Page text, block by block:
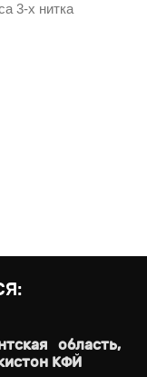
3-х нитка
область,
КФЙ